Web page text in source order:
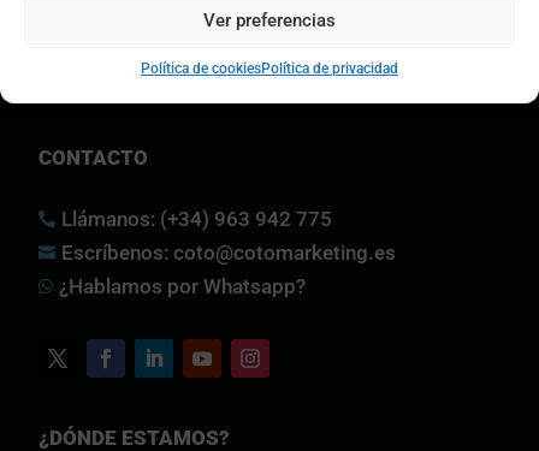
Ver preferencias
Política de cookiesPolítica de privacidad
CONTACTO
 Llámanos: (+34) 963 942 775
 Escríbenos: coto@cotomarketing.es
 ¿Hablamos por Whatsapp?
¿DÓNDE ESTAMOS?